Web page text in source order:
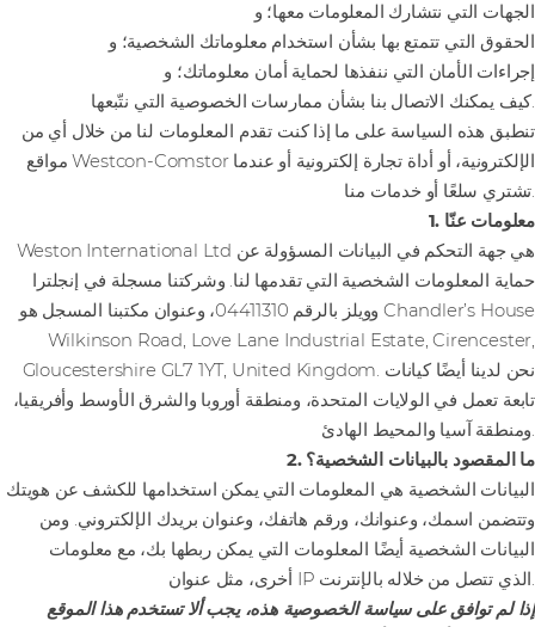
الجهات التي نتشارك المعلومات معها؛ و
الحقوق التي تتمتع بها بشأن استخدام معلوماتك الشخصية؛ و
إجراءات الأمان التي ننفذها لحماية أمان معلوماتك؛ و
كيف يمكنك الاتصال بنا بشأن ممارسات الخصوصية التي نتّبعها.
تنطبق هذه السياسة على ما إذا كنت تقدم المعلومات لنا من خلال أي من
مواقع Westcon-Comstor الإلكترونية، أو أداة تجارة إلكترونية أو عندما
تشتري سلعًا أو خدمات منا.
1. معلومات عنّا
Weston International Ltd هي جهة التحكم في البيانات المسؤولة عن
حماية المعلومات الشخصية التي تقدمها لنا. وشركتنا مسجلة في إنجلترا
وويلز بالرقم 04411310، وعنوان مكتبنا المسجل هو Chandler’s House
Wilkinson Road, Love Lane Industrial Estate, Cirencester,
Gloucestershire GL7 1YT, United Kingdom. نحن لدينا أيضًا كيانات
تابعة تعمل في الولايات المتحدة، ومنطقة أوروبا والشرق الأوسط وأفريقيا،
ومنطقة آسيا والمحيط الهادئ.
2. ما المقصود بالبيانات الشخصية؟
البيانات الشخصية هي المعلومات التي يمكن استخدامها للكشف عن هويتك
وتتضمن اسمك، وعنوانك، ورقم هاتفك، وعنوان بريدك الإلكتروني. ومن
البيانات الشخصية أيضًا المعلومات التي يمكن ربطها بك، مع معلومات
أخرى، مثل عنوان IP الذي تتصل من خلاله بالإنترنت.
إذا لم توافق على سياسة الخصوصية هذه، يجب ألا تستخدم هذا الموقع